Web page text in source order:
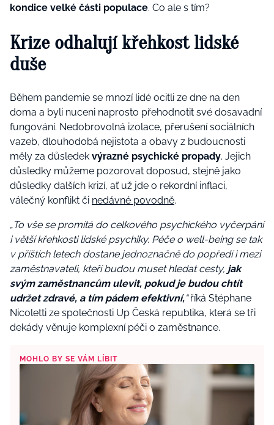
kondice velké části populace. Co ale s tím?
Krize odhalují křehkost lidské
duše
Během pandemie se mnozí lidé ocitli ze dne na den
doma a byli nuceni naprosto přehodnotit své dosavadní
fungování. Nedobrovolná izolace, přerušení sociálních
vazeb, dlouhodobá nejistota a obavy z budoucnosti
měly za důsledek výrazné psychické propady. Jejich
důsledky můžeme pozorovat doposud, stejně jako
důsledky dalších krizí, ať už jde o rekordní inflaci,
válečný konflikt či nedávné povodně.
„To vše se promítá do celkového psychického vyčerpání
i větší křehkosti lidské psychiky. Péče o well-being se tak
v příštích letech dostane jednoznačně do popředí i mezi
zaměstnavateli, kteří budou muset hledat cesty, jak
svým zaměstnancům ulevit, pokud je budou chtít
udržet zdravé, a tím pádem efektivní,“říká Stéphane
Nicoletti ze společnosti Up Česká republika, která se tři
dekády věnuje komplexní péči o zaměstnance.
MOHLO BY SE VÁM LÍBIT